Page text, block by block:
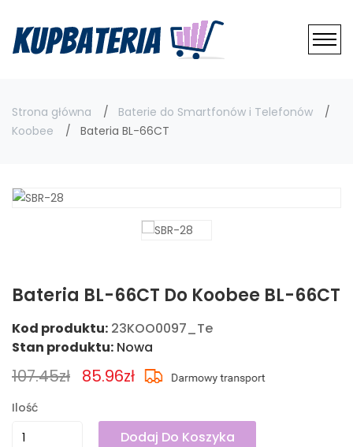
Strona główna
Baterie do Smartfonów i Telefonów
Koobee
Bateria BL-66CT
Bateria BL-66CT Do Koobee BL-66CT
Kod produktu: 23KOO0097_Te
Stan produktu: Nowa
107.45zł 85.96zł
Ilość
Dodaj Do Koszyka